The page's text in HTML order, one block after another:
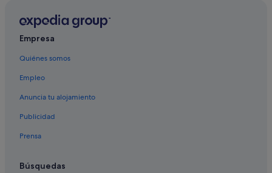
Villas en Cefalonia
Hoteles de 3 estrellas en Cefalonia
Hoteles con spa en Cefalonia
Empresa
Quiénes somos
Empleo
Anuncia tu alojamiento
Publicidad
Prensa
Búsquedas